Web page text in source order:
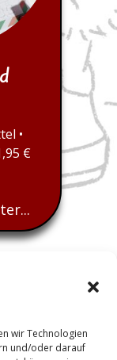
wir Technologien
und/oder darauf
•
€